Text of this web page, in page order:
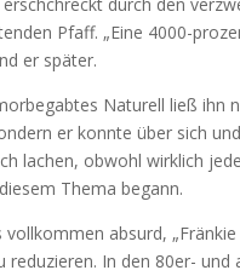
Pfaff. „Eine 4000-
er später.
Naturell ließ ihn
er konnte über sich
lachen, obwohl wirklich
Thema begann.
vollkommen absurd, „Fränkie
reduzieren. In den 80er- und